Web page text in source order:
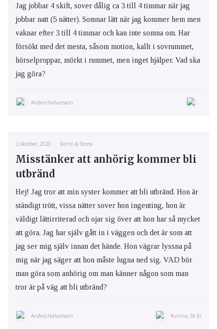
Jag jobbar 4 skift, sover dålig ca 3 till 4 timmar när jag
jobbar natt (5 nätter). Somnar lätt när jag kommer hem men
vaknar efter 3 till 4 timmar och kan inte somna om. Har
försökt med det mesta, såsom motion, kallt i sovrummet,
hörselproppar, mörkt i rummet, men inget hjälper. Vad ska
jag göra?
Anders Halvarsson
1 oktober, 2020 Sömn & Stress
Misstänker att anhörig kommer bli
utbränd
Hej! Jag tror att min syster kommer att bli utbränd. Hon är
ständigt trött, vissa nätter sover hon ingenting, hon är
väldigt lättirriterad och ojar sig över att hon har så mycket
att göra. Jag har själv gått in i väggen och det är som att
jag ser mig själv innan det hände. Hon vägrar lyssna på
mig när jag säger att hon måste lugna ned sig. VAD bör
man göra som anhörig om man känner någon som man
tror är på väg att bli utbränd?
Anders Halvarsson Kvinna, 36 år